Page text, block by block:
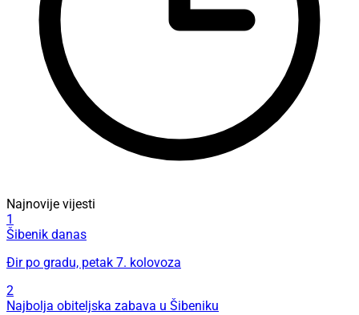
Najnovije vijesti
1
Šibenik danas
Đir po gradu, petak 7. kolovoza
2
Najbolja obiteljska zabava u Šibeniku